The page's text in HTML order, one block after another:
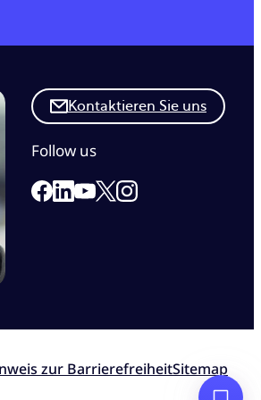
Kontaktieren Sie uns
Follow us
Link to our Facebook page
Link to our Linkedin page
Link to our Youtube page
Link to our X page
Link to our
zur BarrierefreiheitSitemap